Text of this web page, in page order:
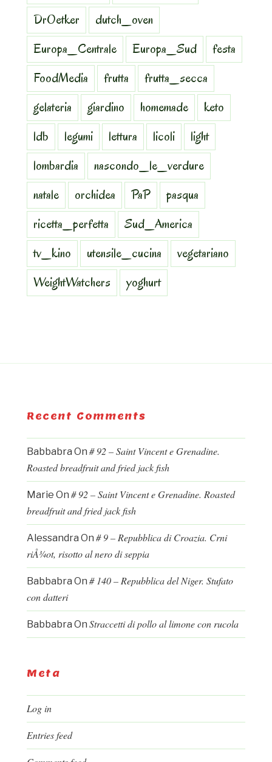
DrOetker
dutch_oven
Europa_Centrale
Europa_Sud
festa
FoodMedia
frutta
frutta_secca
gelateria
giardino homemade
keto
ldb
legumi lettura licoli
light
lombardia
nascondo_le_verdure
natale
orchidea PaP
pasqua
ricetta_perfetta
Sud_America
tv_kino
utensile_cucina
vegetariano
WeightWatchers
yoghurt
Recent Comments
Babbabra On # 92 – Saint Vincent e Grenadine.
Roasted breadfruit and fried jack fish
Marie On # 92 – Saint Vincent e Grenadine. Roasted
breadfruit and fried jack fish
Alessandra On # 9 – Repubblica di Croazia. Crni
riÅ¾ot, risotto al nero di seppia
Babbabra On # 140 – Repubblica del Niger. Stufato
con datteri
Babbabra On Straccetti di pollo al limone con rucola
Meta
Log in
Entries feed